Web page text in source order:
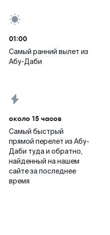
01:00
Самый ранний вылет из
Абу-Даби
около 15 часов
Самый быстрый
прямой перелет из Абу-
Даби туда и обратно,
найденный на нашем
сайте за последнее
время